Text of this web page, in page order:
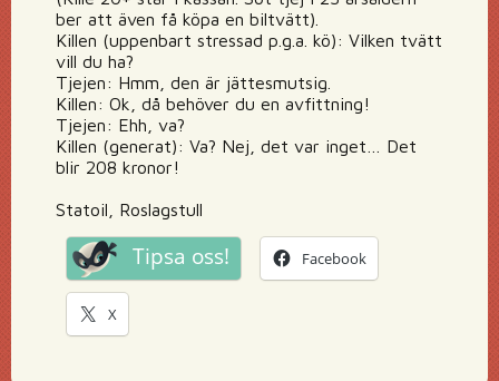
ber att även få köpa en biltvätt).
Killen (uppenbart stressad p.g.a. kö): Vilken tvätt
vill du ha?
Tjejen: Hmm, den är jättesmutsig.
Killen: Ok, då behöver du en avfittning!
Tjejen: Ehh, va?
Killen (generat): Va? Nej, det var inget… Det
blir 208 kronor!
Statoil, Roslagstull
Tipsa oss! Facebook
X